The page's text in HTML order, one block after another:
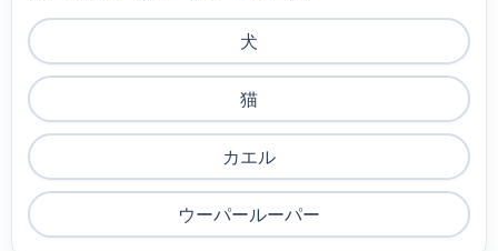
犬
猫
カエル
ウーパールーパー